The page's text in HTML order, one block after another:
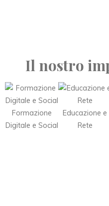
Il nostro
Formazione
Digitale e Social
Educazione e
Rete